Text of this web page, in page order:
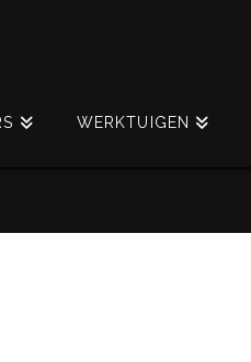
WERKTUIGEN